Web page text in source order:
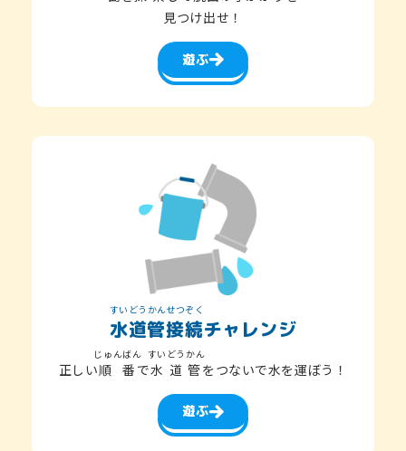
見つけ出せ！
遊ぶ
水道管接続
すいどうかんせつぞく
チャレンジ
正しい順番
じゅんばん
で水道管
すいどうかん
をつないで水を運ぼう！
遊ぶ